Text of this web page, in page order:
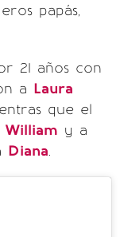
papás,
21 años con
a Laura
que el
William y a
Diana.